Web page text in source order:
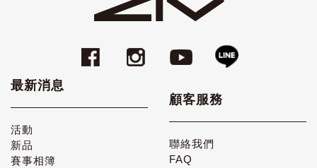
最新消息
活動
新品
賽事相簿
顧客服務
聯絡我們
FAQ